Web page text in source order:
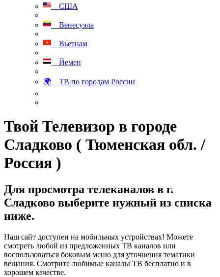
США
Венесуэла
Вьетнам
Йемен
🌍 ТВ по городам России
Твой Телевизор в городе
Сладково ( Тюменская обл. /
Россия )
Для просмотра телеканалов в г.
Сладково выберите нужный из списка
ниже.
Наш сайт доступен на мобильных устройствах! Можете
смотреть любой из предложенных ТВ каналов или
воспользоваться боковым меню для уточнения тематики
вещания. Смотрите любимые каналы ТВ бесплатно и в
хорошем качестве.